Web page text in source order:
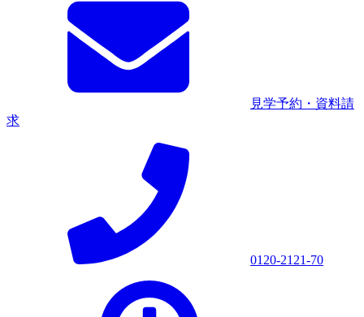
見学予約・資料請
求
0120-2121-70